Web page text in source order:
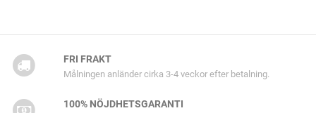
FRI FRAKT
Målningen anländer cirka 3-4 veckor efter betalning.
100% NÖJDHETSGARANTI